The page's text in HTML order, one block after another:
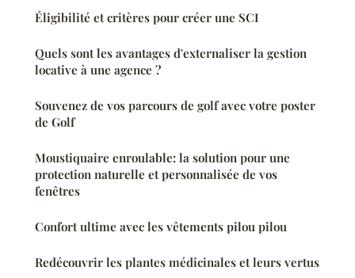
Éligibilité et critères pour créer une SCI
Quels sont les avantages d'externaliser la gestion
locative à une agence ?
Souvenez de vos parcours de golf avec votre poster
de Golf
Moustiquaire enroulable: la solution pour une
protection naturelle et personnalisée de vos
fenêtres
Confort ultime avec les vêtements pilou pilou
Redécouvrir les plantes médicinales et leurs vertus